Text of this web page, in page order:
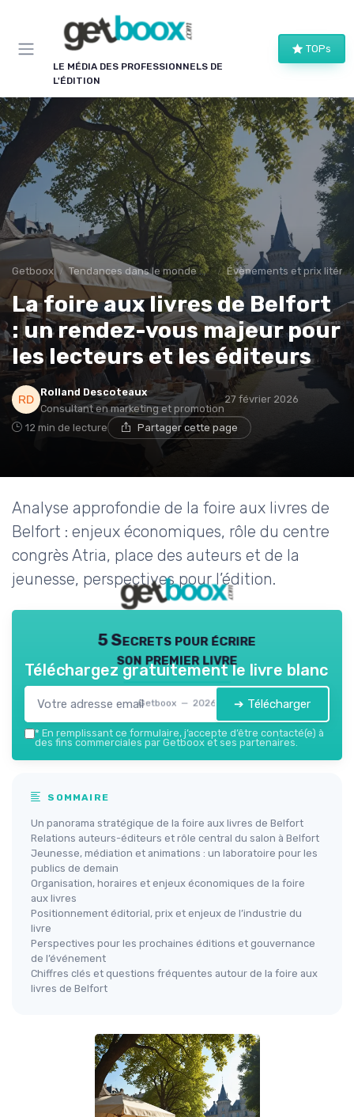
LE MÉDIA DES PROFESSIONNELS DE
L'ÉDITION
TOPs
Getboox Tendances dans le monde du livre Évènements et prix
La foire aux livres de Belfort
: un rendez-vous majeur pour
les lecteurs et les éditeurs
Rolland Descoteaux
Consultant en marketing et promotion
27 février 2026
12 min de lecture Partager cette page
Analyse approfondie de la foire aux livres de
Belfort : enjeux économiques, rôle du centre
congrès Atria, place des auteurs et de la
jeunesse, perspectives pour l’édition.
5 Secrets pour écrire
son premier livre
Getboox — 2026
Téléchargez gratuitement le livre blanc
➔ Télécharger
* En remplissant ce formulaire, j’accepte d’être contacté(e) à
des fins commerciales par Getboox et ses partenaires.
SOMMAIRE
Un panorama stratégique de la foire aux livres de Belfort
Relations auteurs-éditeurs et rôle central du salon à Belfort
Jeunesse, médiation et animations : un laboratoire pour les
publics de demain
Organisation, horaires et enjeux économiques de la foire
aux livres
Positionnement éditorial, prix et enjeux de l’industrie du
livre
Perspectives pour les prochaines éditions et gouvernance
de l’événement
Chiffres clés et questions fréquentes autour de la foire aux
livres de Belfort